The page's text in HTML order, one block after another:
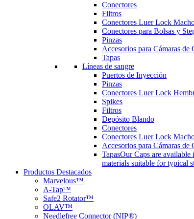
Conectores
Filtros
Conectores Luer Lock
Conectores para Bolsas y
Pinzas
Accesorios para Cámaras de
Tapas
Líneas de sangre
Puertos de Inyección
Pinzas
Conectores Luer Lock
Spikes
Filtros
Depósito Blando
Conectores
Conectores Luer Lock
Accesorios para Cámaras de
TapasOur Caps are available
materials suitable for typical
Productos Destacados
Marvelous™
A-Tap™
Safe2 Rotator™
OLAV™
Needlefree Connector (NIP®)